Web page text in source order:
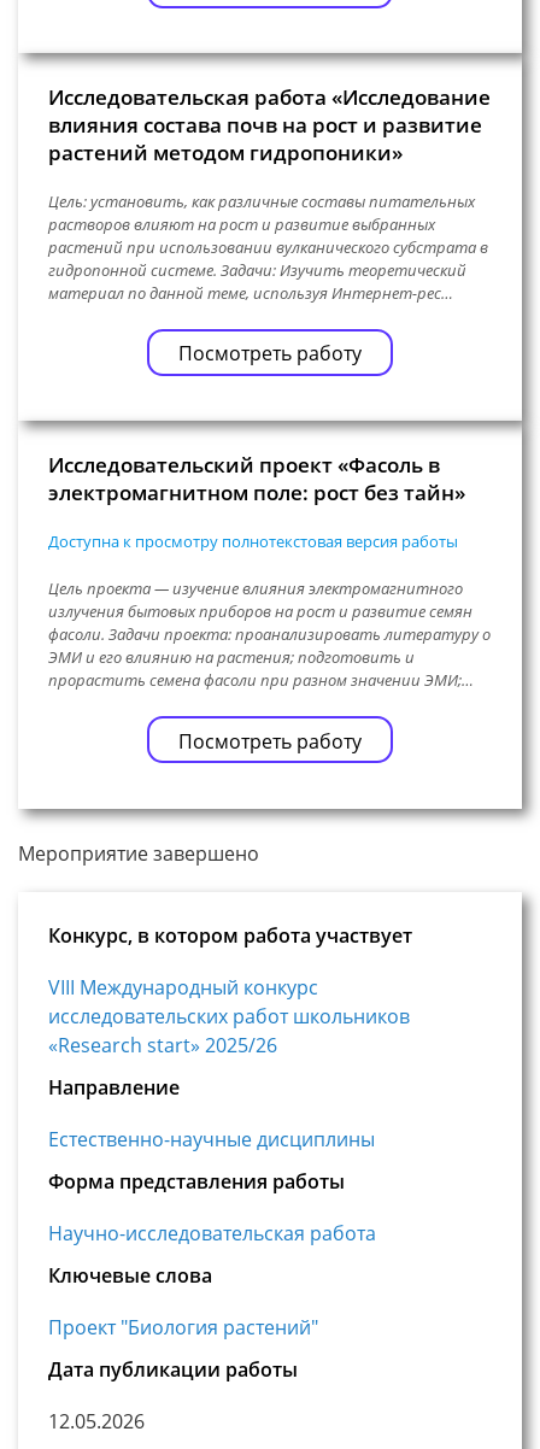
Исследовательская работа «Исследование
влияния состава почв на рост и развитие
растений методом гидропоники»
Цель: установить, как различные составы питательных
растворов влияют на рост и развитие выбранных
растений при использовании вулканического субстрата в
гидропонной системе. Задачи: Изучить теоретический
материал по данной теме, используя Интернет-рес…
Посмотреть работу
Исследовательский проект «Фасоль в
электромагнитном поле: рост без тайн»
Доступна к просмотру полнотекстовая версия работы
Цель проекта — изучение влияния электромагнитного
излучения бытовых приборов на рост и развитие семян
фасоли. Задачи проекта: проанализировать литературу о
ЭМИ и его влиянию на растения; подготовить и
прорастить семена фасоли при разном значении ЭМИ;…
Посмотреть работу
Мероприятие завершено
Конкурс, в котором работа участвует
VIII Международный конкурс
исследовательских работ школьников
«Research start» 2025/26
Направление
Естественно-научные дисциплины
Форма представления работы
Научно-исследовательская работа
Ключевые слова
Проект "Биология растений"
Дата публикации работы
12.05.2026